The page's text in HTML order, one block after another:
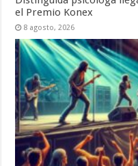
el Premio Konex
8 agosto, 2026